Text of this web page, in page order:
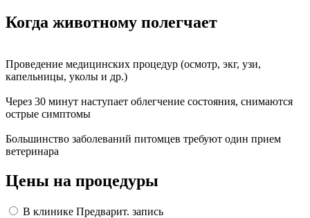
Когда животному полегчает
Проведение медицинских процедур (осмотр, экг, узи,
капельницы, уколы и др.)
Через 30 минут наступает облегчение состояния, снимаются
острые симптомы
Большинство заболеваний питомцев требуют один прием
ветеринара
Цены на процедуры
В клинике Предварит. запись